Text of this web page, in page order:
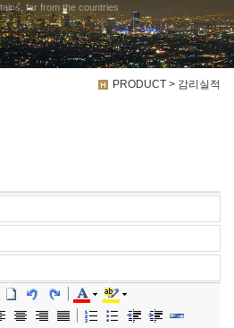
far from the countries
PRODUCT > 감리실적